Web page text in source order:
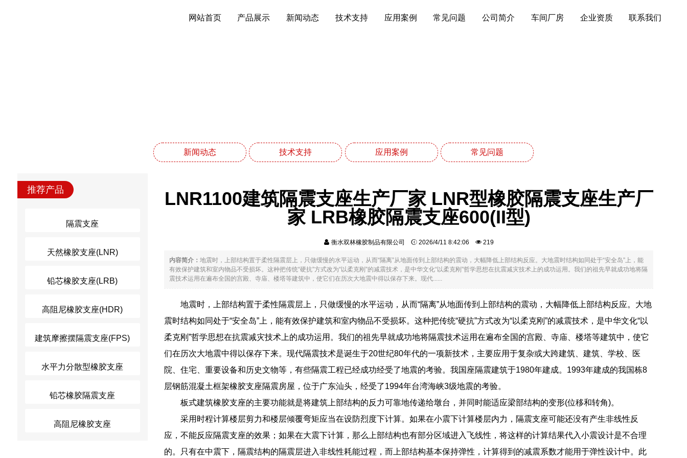
网站首页 产品展示 新闻动态 技术支持 应用案例 常见问题 公司简介 车间厂房 企业资质 联系我们
新闻动态 技术支持 应用案例 常见问题
推荐产品
隔震支座
天然橡胶支座(LNR)
铅芯橡胶支座(LRB)
高阻尼橡胶支座(HDR)
建筑摩擦摆隔震支座(FPS)
水平力分散型橡胶支座
铅芯橡胶隔震支座
高阻尼橡胶支座
LNR1100建筑隔震支座生产厂家 LNR型橡胶隔震支座生产厂
家 LRB橡胶隔震支座600(II型)
衡水双林橡胶制品有限公司 2026/4/11 8:42:06 219
内容简介： 地震时，上部结构置于柔性隔震层上，只做缓慢的水平运动，从而“隔离”从地面传到上部结构的震动，大幅降低上部结构反应。大地震时结构如同处于“安全岛”上，能
有效保护建筑和室内物品不受损坏。这种把传统“硬抗”方式改为“以柔克刚”的减震技术，是中华文化“以柔克刚”哲学思想在抗震减灾技术上的成功运用。我们的祖先早就成功地将隔
震技术运用在遍布全国的宫殿、寺庙、楼塔等建筑中，使它们在历次大地震中得以保存下来。现代......
地震时，上部结构置于柔性隔震层上，只做缓慢的水平运动，从而“隔离”从地面传到上部结构的震动，大幅降低上部结构反应。大地
震时结构如同处于“安全岛”上，能有效保护建筑和室内物品不受损坏。这种把传统“硬抗”方式改为“以柔克刚”的减震技术，是中华文化“以
柔克刚”哲学思想在抗震减灾技术上的成功运用。我们的祖先早就成功地将隔震技术运用在遍布全国的宫殿、寺庙、楼塔等建筑中，使它
们在历次大地震中得以保存下来。现代隔震技术是诞生于20世纪80年代的一项新技术，主要应用于复杂或大跨建筑、建筑、学校、医
院、住宅、重要设备和历史文物等，有些隔震工程已经成功经受了地震的考验。我国座隔震建筑于1980年建成。1993年建成的我国栋8
层钢筋混凝土框架橡胶支座隔震房屋，位于广东汕头，经受了1994年台湾海峡3级地震的考验。
板式建筑橡胶支座的主要功能就是将建筑上部结构的反力可靠地传递给墩台，并同时能适应梁部结构的变形(位移和转角)。
采用时程计算楼层剪力和楼层倾覆弯矩应当在设防烈度下计算。如果在小震下计算楼层内力，隔震支座可能还没有产生非线性反
应，不能反应隔震支座的效果；如果在大震下计算，那么上部结构也有部分区域进入飞线性，将这样的计算结果代入小震设计是不合理
的。只有在中震下，隔震结构的隔震层进入非线性耗能过程，而上部结构基本保持弹性，计算得到的减震系数才能用于弹性设计中。此